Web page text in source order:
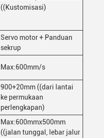
((Kustomisasi)
Servo motor + Panduan
sekrup
Max:600mm/s
900+20mm ((dari lantai
ke permukaan
perlengkapan)
Max:600mmx500mm
((jalan tunggal, lebar jalur